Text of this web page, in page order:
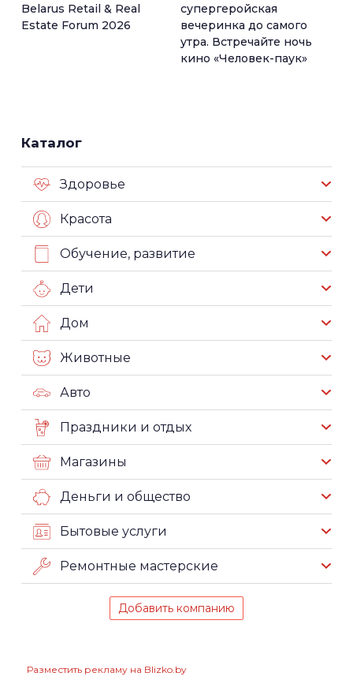
Belarus Retail & Real
Estate Forum 2026
супергеройская
вечеринка до самого
утра. Встречайте ночь
кино «Человек-паук»
Каталог
Здоровье
Красота
Обучение, развитие
Дети
Дом
Животные
Авто
Праздники и отдых
Магазины
Деньги и общество
Бытовые услуги
Ремонтные мастерские
Добавить компанию
Разместить рекламу на Blizko.by